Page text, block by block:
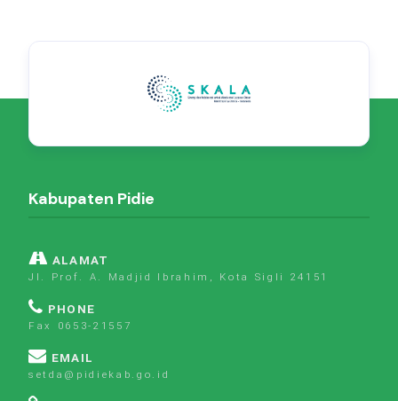
Kabupaten Pidie
ALAMAT
Jl. Prof. A. Madjid Ibrahim, Kota Sigli 24151
PHONE
Fax 0653-21557
EMAIL
setda@pidiekab.go.id